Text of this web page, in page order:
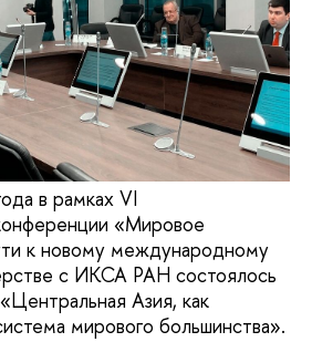
в рамках VI
«Мировое
к новому международному
с ИКСА РАН состоялось
Азия, как
мирового большинства».